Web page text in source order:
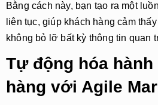
Bằng cách này, bạn tạo ra một
liên tục, giúp khách hàng cảm
không bỏ lỡ bất kỳ thông tin quan
Tự động hóa
hàng với Agile